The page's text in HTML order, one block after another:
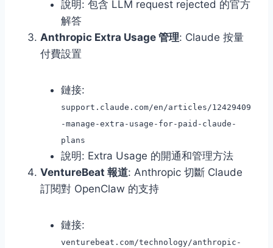
說明: 包含 LLM request rejected 的官方
解答
Anthropic Extra Usage 管理: Claude 按量
付費設置
鏈接:
support.claude.com/en/articles/12429409
-manage-extra-usage-for-paid-claude-
plans
說明: Extra Usage 的開通和管理方法
VentureBeat 報道: Anthropic 切斷 Claude
訂閱對 OpenClaw 的支持
鏈接:
venturebeat.com/technology/anthropic-